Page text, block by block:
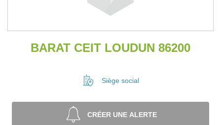
BARAT CEIT LOUDUN 86200
Siège social
CRÉER UNE ALERTE